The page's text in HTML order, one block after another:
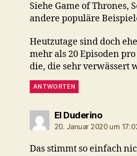
Siehe Game of Thrones,
andere populäre
Heutzutage sind doch
mehr als 20 Episoden
die, die sehr verwässert
ANTWORTEN
El Duderinosagt:
20. Januar 2020 um
Das stimmt so einfach